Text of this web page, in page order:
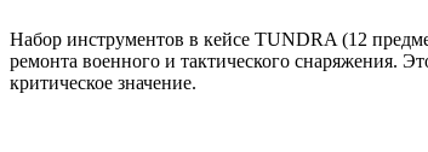
Набор инструментов в кейсе TUNDRA (12
ремонта военного и тактического снаряжения.
критическое значение.